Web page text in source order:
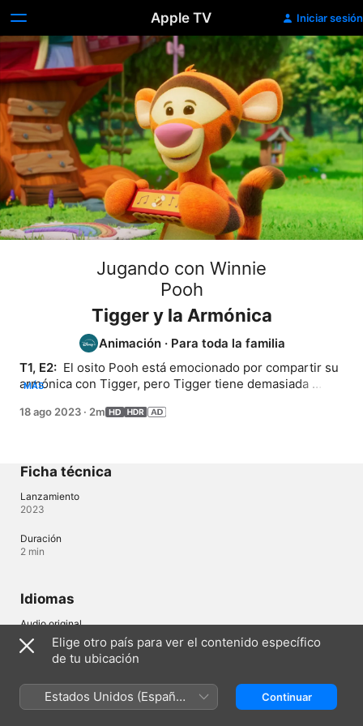
Apple TV Iniciar sesión
Jugando con Winnie
Pooh
Tigger y la Armónica
Animación · Para toda la familia
T1, E2: El osito Pooh está emocionado por compartir su
armónica con Tigger, pero Tigger tiene demasiada
tocar una tonada para que Tigger se tranquilice.
MÁS
18 ago 2023 · 2m
Ficha técnica
Lanzamiento
2023
Duración
2 min
Idiomas
Audio original
Inglés, Inglés (Reino Unido)
(⁨Dolby 5.1⁩), Inglés (AD, ⁨Dolby 5.1⁩), Alemán (⁨Dolby 5.1⁩), Árabe
(⁨Dolby 5.1⁩), Árabe (Egipto) (⁨Dolby 5.1⁩), Danés (⁨Dolby 5.1⁩),
Elige otro país para ver el contenido específico
de tu ubicación
Estados Unidos (Español
México)
Continuar